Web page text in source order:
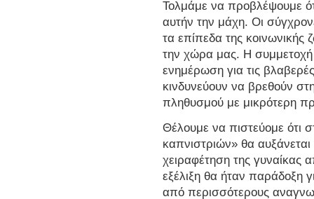
Τολμάμε να προβλέψουμε
αυτήν την μάχη. Οι
τα επίπεδα της κοινωνικής
την χώρα μας. Η
ενημέρωση για τις
κινδυνεύουν να βρεθούν
πληθυσμού με μικρότερη
Θέλουμε να πιστεύομε ότι
καπνιστριών» θα
χειραφέτηση της
εξέλιξη θα ήταν παράδοξη
από περισσότερους